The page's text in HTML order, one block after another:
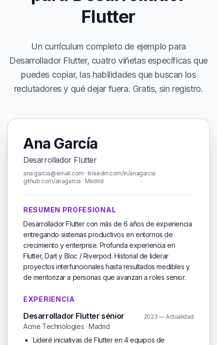
Flutter
Un currículum completo de ejemplo para
Desarrollador Flutter, cuatro viñetas específicas que
puedes copiar, las habilidades que buscan los
reclutadores y qué dejar fuera. Gratis, sin registro.
Ana García
Desarrollador Flutter
ana.garcia@email.com · linkedin.com/in/anagarcia ·
github.com/anagarcia · Madrid
RESUMEN PROFESIONAL
Desarrollador Flutter con más de 6 años de experiencia
entregando sistemas productivos en entornos de
crecimiento y enterprise. Profunda experiencia en
Flutter, Dart y Bloc / Riverpod. Historial de liderar
proyectos interfuncionales hasta resultados medibles y
de mentorizar a personas que avanzan a roles senior.
EXPERIENCIA
Desarrollador Flutter sénior 2023 — Actualidad
Acme Technologies · Madrid
Lideré iniciativas de Flutter en 4 equipos de